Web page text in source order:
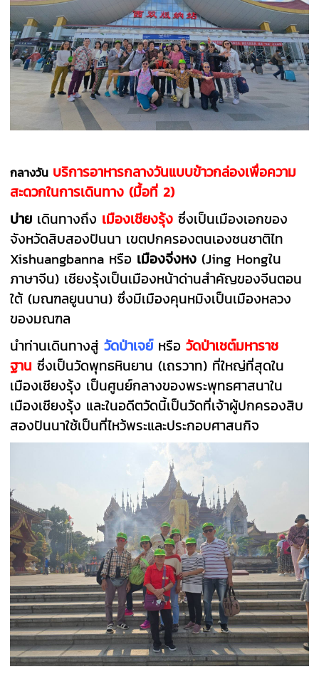
กลางวัน บริการอาหารกลางวันแบบข้าวกล่องเพื่อความ
สะดวกในการเดินทาง (มื้อที่ 2)
บ่าย เดินทางถึง เมืองเชียงรุ้ง ซึ่งเป็นเมืองเอกของ
จังหวัดสิบสองปันนา เขตปกครองตนเองชนชาติไท
Xishuangbanna หรือ เมืองจิ่งหง (Jing Hongใน
ภาษาจีน) เชียงรุ้งเป็นเมืองหน้าด่านสำคัญของจีนตอน
ใต้ (มณฑลยูนนาน) ซึ่งมีเมืองคุนหมิงเป็นเมืองหลวง
ของมณฑล
นำท่านเดินทางสู่วัดป่าเจย์หรือวัดป่าเชต์มหาราช
ฐานซึ่งเป็นวัดพุทธหินยาน (เถรวาท) ที่ใหญ่ที่สุดใน
เมืองเชียงรุ้ง เป็นศูนย์กลางของพระพุทธศาสนาใน
เมืองเชียงรุ้ง และในอดีตวัดนี้เป็นวัดที่เจ้าผู้ปกครองสิบ
สองปันนาใช้เป็นที่ไหว้พระและประกอบศาสนกิจ